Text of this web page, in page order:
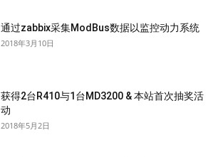
通过zabbix采集ModBus数据以监控动力系统
2018年3月10日
获得2台R410与1台MD3200 & 本站首次抽奖活
动
2018年5月2日